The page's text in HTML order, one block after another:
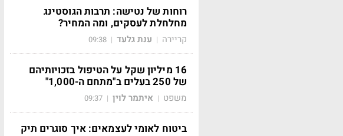
רוחות של נטישה: תרבות הגוסטינג
מחלחלת לעסקים, ומה המחיר?
קריירה | ענת גלעד |
09:38
16 מיליון שקל על הטיפול בזכויותיהם
של 250 בעלים ב"מתחם ה-1,000"
משפט | איתמר לוין |
09:37
ביטוח לאומי לעצמאים: איך סוגרים תיק